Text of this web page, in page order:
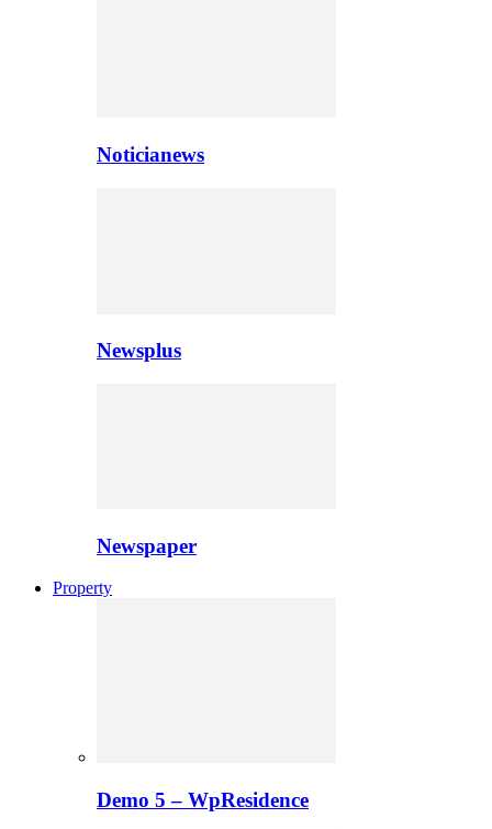
Noticianews
Newsplus
Newspaper
Property
Demo 5 – WpResidence